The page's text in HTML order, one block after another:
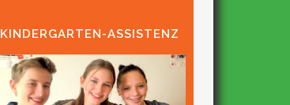
KINDERGARTEN-ASSISTENZ